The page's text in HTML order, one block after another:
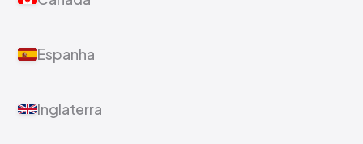
Espanha
Inglaterra